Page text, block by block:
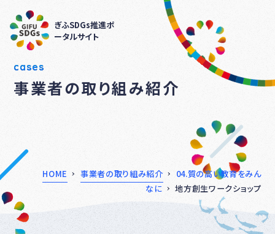
ぎふSDGs推進ポ
ータルサイト
cases
事業者の取り組み紹介
HOME 事業者の取り組み紹介
04.質の高い教育をみん
なに
地方創生ワークショップ